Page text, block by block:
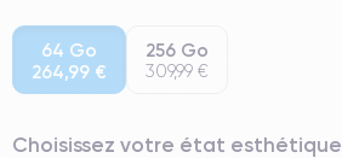
64 Go
264,99 €
256 Go
309,99 €
Choisissez votre état esthétique